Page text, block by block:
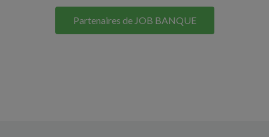
Partenaires de JOB BANQUE